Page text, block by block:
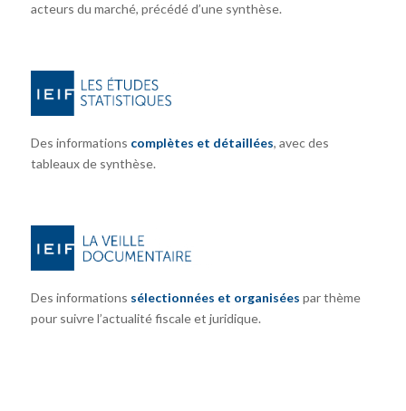
acteurs du marché, précédé d’une synthèse.
Des informations complètes et détaillées, avec des
tableaux de synthèse.
Des informations sélectionnées et organisées par thème
pour suivre l’actualité fiscale et juridique.